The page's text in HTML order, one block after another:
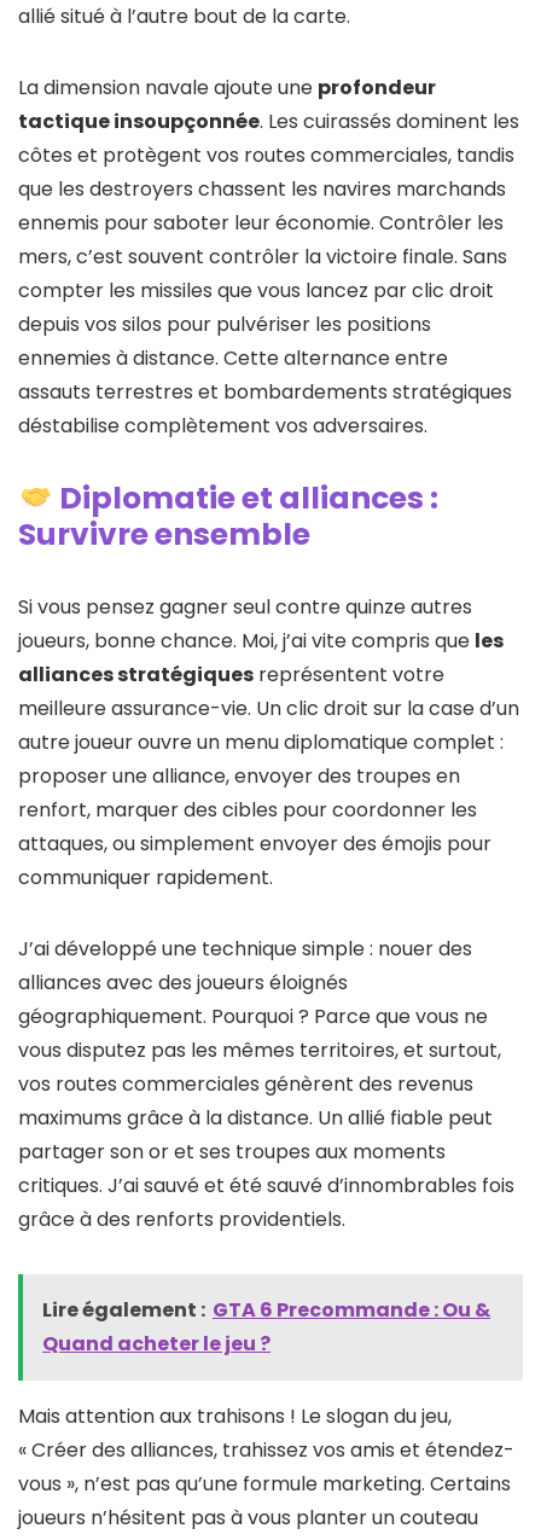
allié situé à l’autre bout de la carte.
La dimension navale ajoute une profondeur
tactique insoupçonnée. Les cuirassés dominent les
côtes et protègent vos routes commerciales, tandis
que les destroyers chassent les navires marchands
ennemis pour saboter leur économie. Contrôler les
mers, c’est souvent contrôler la victoire finale. Sans
compter les missiles que vous lancez par clic droit
depuis vos silos pour pulvériser les positions
ennemies à distance. Cette alternance entre
assauts terrestres et bombardements stratégiques
déstabilise complètement vos adversaires.
Diplomatie et alliances :
Survivre ensemble
Si vous pensez gagner seul contre quinze autres
joueurs, bonne chance. Moi, j’ai vite compris que les
alliances stratégiques représentent votre
meilleure assurance-vie. Un clic droit sur la case d’un
autre joueur ouvre un menu diplomatique complet :
proposer une alliance, envoyer des troupes en
renfort, marquer des cibles pour coordonner les
attaques, ou simplement envoyer des émojis pour
communiquer rapidement.
J’ai développé une technique simple : nouer des
alliances avec des joueurs éloignés
géographiquement. Pourquoi ? Parce que vous ne
vous disputez pas les mêmes territoires, et surtout,
vos routes commerciales génèrent des revenus
maximums grâce à la distance. Un allié fiable peut
partager son or et ses troupes aux moments
critiques. J’ai sauvé et été sauvé d’innombrables fois
grâce à des renforts providentiels.
Lire également : GTA 6 Precommande​ : Ou &
Quand acheter le jeu ?
Mais attention aux trahisons ! Le slogan du jeu,
« Créer des alliances, trahissez vos amis et étendez-
vous », n’est pas qu’une formule marketing. Certains
joueurs n’hésitent pas à vous planter un couteau